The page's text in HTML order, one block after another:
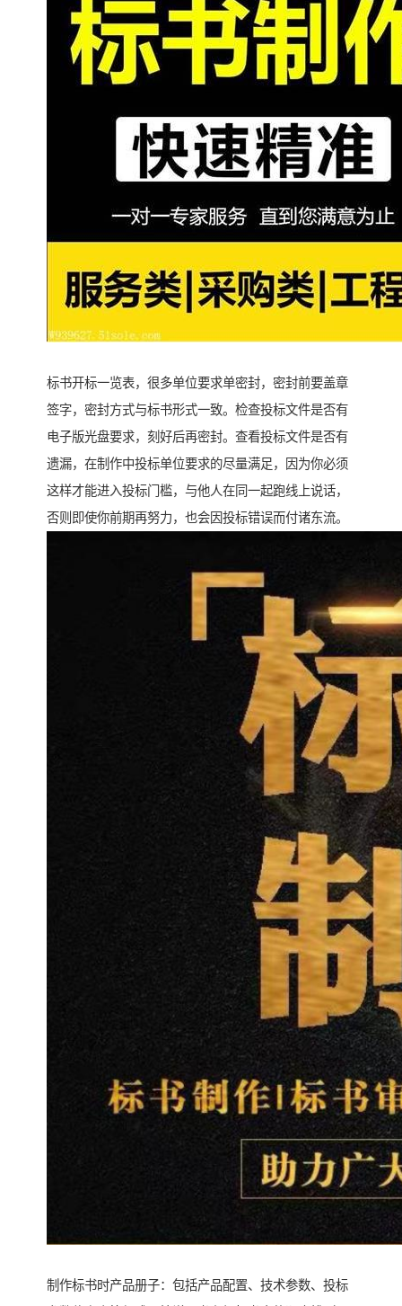
标书开标一览表，很多单位要求单密封，密封前要盖章
签字，密封方式与标书形式一致。检查投标文件是否有
电子版光盘要求，刻好后再密封。查看投标文件是否有
遗漏，在制作中投标单位要求的尽量满足，因为你必须
这样才能进入投标门槛，与他人在同一起跑线上说话，
否则即使你前期再努力，也会因投标错误而付诸东流。
制作标书时产品册子：包括产品配置、技术参数、投标